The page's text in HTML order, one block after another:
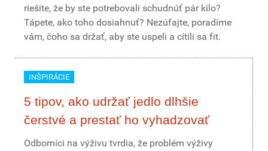
riešite, že by ste potrebovali schudnúť pár kilo?
Tápete, ako toho dosiahnuť? Nezúfajte, poradíme
vám, čoho sa držať, aby ste uspeli a cítili sa fit.
INŠPIRÁCIE
5 tipov, ako udržať jedlo dlhšie
čerstvé a prestať ho vyhadzovať
Odborníci na výživu tvrdia, že problém výživy